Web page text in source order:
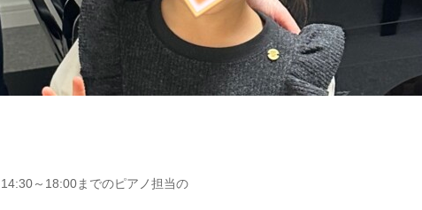
～18:00までのピアノ担当の